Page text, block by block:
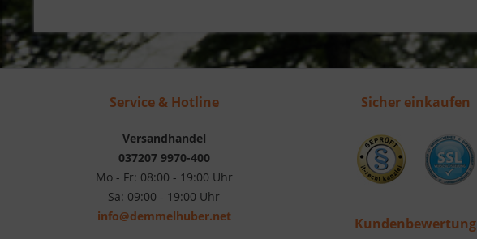
Service & Hotline
Versandhandel
037207 9970-400
Mo - Fr: 08:00 - 19:00 Uhr
Sa: 09:00 - 19:00 Uhr
info@demmelhuber.net
Sicher einkaufen
Kundenbewertung